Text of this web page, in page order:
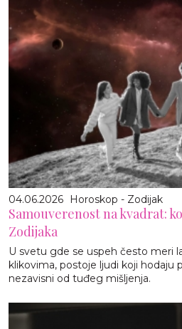
04.06.2026 Horoskop - Zodijak
Samouverenost na kvadrat:
Zodijaka
U svetu gde se uspeh često meri
klikovima, postoje ljudi koji hodaju
nezavisni od tuđeg mišljenja.